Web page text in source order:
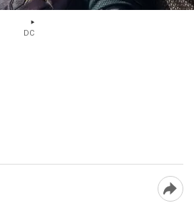
DC